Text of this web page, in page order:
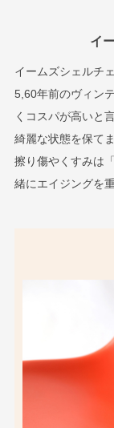
イ
イームズシェルチ
5,60年前のヴィン
くコスパが高いと
綺麗な状態を保て
擦り傷やくすみは
緒にエイジングを